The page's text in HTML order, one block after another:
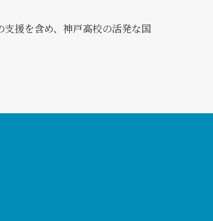
援を含め、神戸高校の活発な国